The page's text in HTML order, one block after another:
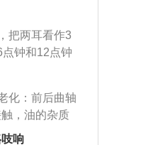
出来，如果
采取应急措
棍将所有的
处，然后将
将堵塞的东
积碳过多引起
器泡在草酸
把两耳看作3
钟和12点钟
、双手握住
要打相同的
要反复练
忆，在真实
化：前后曲轴
，油的杂质
其密封效果
响